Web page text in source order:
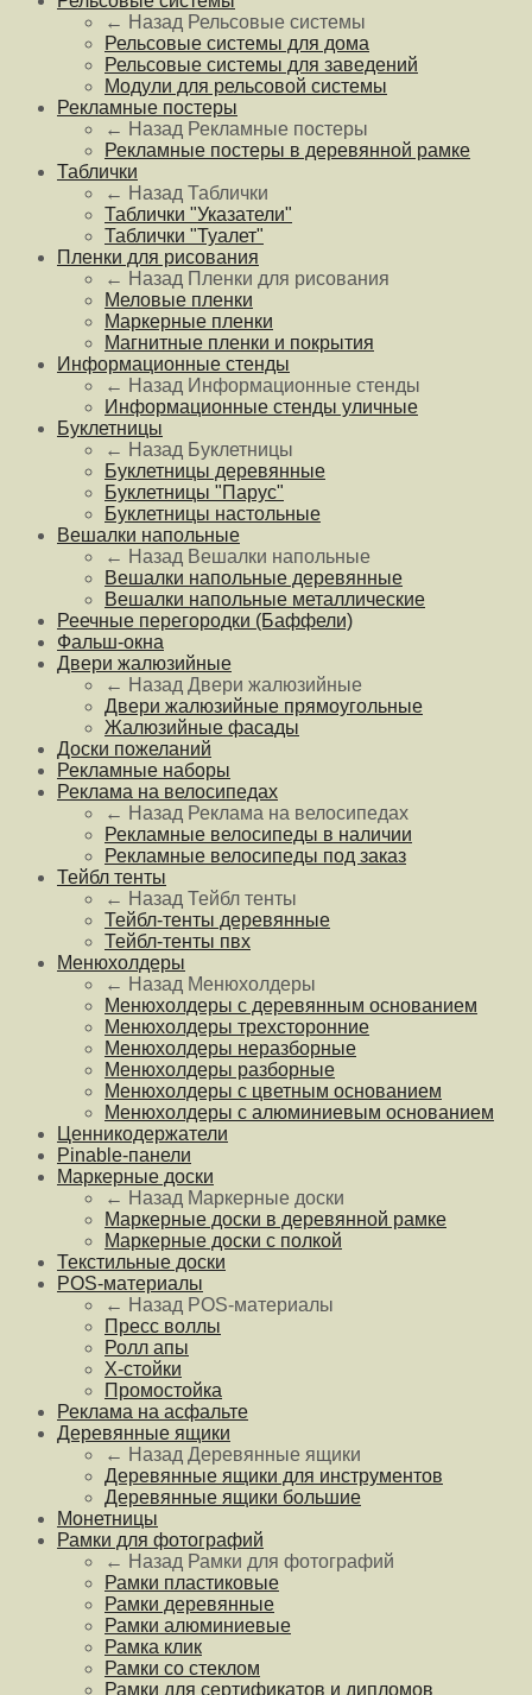
← Назад Рельсовые системы
Рельсовые системы для дома
Рельсовые системы для заведений
Модули для рельсовой системы
Рекламные постеры
← Назад Рекламные постеры
Рекламные постеры в деревянной рамке
Таблички
← Назад Таблички
Таблички "Указатели"
Таблички "Туалет"
Пленки для рисования
← Назад Пленки для рисования
Меловые пленки
Маркерные пленки
Магнитные пленки и покрытия
Информационные стенды
← Назад Информационные стенды
Информационные стенды уличные
Буклетницы
← Назад Буклетницы
Буклетницы деревянные
Буклетницы "Парус"
Буклетницы настольные
Вешалки напольные
← Назад Вешалки напольные
Вешалки напольные деревянные
Вешалки напольные металлические
Реечные перегородки (Баффели)
Фальш-окна
Двери жалюзийные
← Назад Двери жалюзийные
Двери жалюзийные прямоугольные
Жалюзийные фасады
Доски пожеланий
Рекламные наборы
Реклама на велосипедах
← Назад Реклама на велосипедах
Рекламные велосипеды в наличии
Рекламные велосипеды под заказ
Тейбл тенты
← Назад Тейбл тенты
Тейбл-тенты деревянные
Тейбл-тенты пвх
Менюхолдеры
← Назад Менюхолдеры
Менюхолдеры с деревянным основанием
Менюхолдеры трехсторонние
Менюхолдеры неразборные
Менюхолдеры разборные
Менюхолдеры с цветным основанием
Менюхолдеры с алюминиевым основанием
Ценникодержатели
Pinable-панели
Маркерные доски
← Назад Маркерные доски
Маркерные доски в деревянной рамке
Маркерные доски с полкой
Текстильные доски
POS-материалы
← Назад POS-материалы
Пресс воллы
Ролл апы
Х-стойки
Промостойка
Реклама на асфальте
Деревянные ящики
← Назад Деревянные ящики
Деревянные ящики для инструментов
Деревянные ящики большие
Монетницы
Рамки для фотографий
← Назад Рамки для фотографий
Рамки пластиковые
Рамки деревянные
Рамки алюминиевые
Рамка клик
Рамки со стеклом
Рамки для сертификатов и дипломов